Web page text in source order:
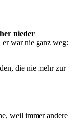
nieder
war nie ganz weg:
die nie mehr zur
weil immer andere